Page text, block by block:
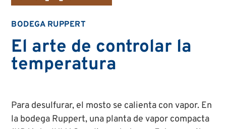
BODEGA RUPPERT
El arte de controlar la
temperatura
Para desulfurar, el mosto se calienta con vapor. En
la bodega Ruppert, una planta de vapor compacta